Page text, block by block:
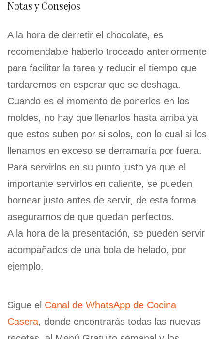
Notas y Consejos
A la hora de derretir el chocolate, es
recomendable haberlo troceado anteriormente
para facilitar la tarea y reducir el tiempo que
tardaremos en esperar que se deshaga.
Cuando es el momento de ponerlos en los
moldes, no hay que llenarlos hasta arriba ya
que estos suben por si solos, con lo cual si los
llenamos en exceso se derramaría por fuera.
Para servirlos en su punto justo ya que el
importante servirlos en caliente, se pueden
hornear justo antes de servir, de esta forma
asegurarnos de que quedan perfectos.
A la hora de la presentación, se pueden servir
acompañados de una bola de helado, por
ejemplo.
Sigue el Canal de WhatsApp de Cocina
Casera, donde encontrarás todas las nuevas